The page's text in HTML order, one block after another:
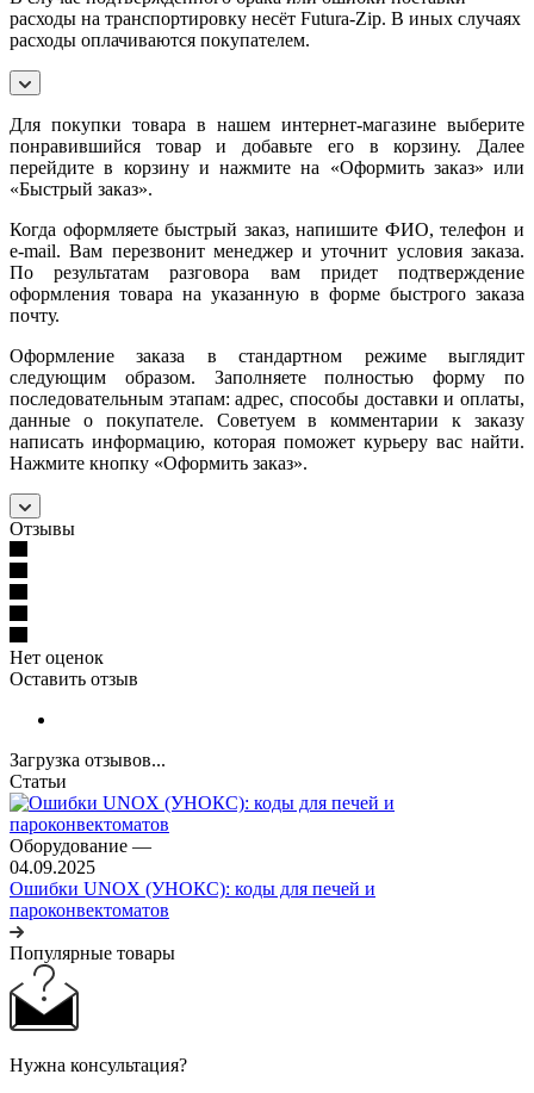
расходы на транспортировку несёт Futura-Zip. В иных случаях
расходы оплачиваются покупателем.
Для покупки товара в нашем интернет-магазине выберите
понравившийся товар и добавьте его в корзину. Далее
перейдите в корзину и нажмите на «Оформить заказ» или
«Быстрый заказ».
Когда оформляете быстрый заказ, напишите ФИО, телефон и
e-mail. Вам перезвонит менеджер и уточнит условия заказа.
По результатам разговора вам придет подтверждение
оформления товара на указанную в форме быстрого заказа
почту.
Оформление заказа в стандартном режиме выглядит
следующим образом. Заполняете полностью форму по
последовательным этапам: адрес, способы доставки и оплаты,
данные о покупателе. Советуем в комментарии к заказу
написать информацию, которая поможет курьеру вас найти.
Нажмите кнопку «Оформить заказ».
Отзывы
Нет оценок
Оставить отзыв
Загрузка отзывов...
Статьи
Оборудование —
04.09.2025
Ошибки UNOX (УНОКС): коды для печей и
пароконвектоматов
Популярные товары
Нужна консультация?